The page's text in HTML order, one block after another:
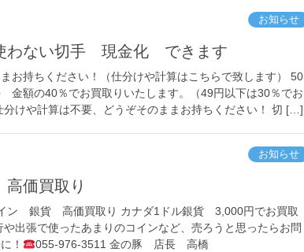
お知らせ
わない切手 現金化 できます
お持ちください！（仕分けや計算はこちらで致します） 50
金額の40％でお買取りいたします。（49円以下は30％でお
分けや計算は不要、どうぞそのままお持ちください！ 切 […]
お知らせ
高価買取り
ン 銀貨 高価買取り カナダ1ドル銀貨 3,000円でお買取
や出張で使ったあまりのコインなど、売ろうと思ったらお問
！
055-976-3511 金の豚 店長 高橋